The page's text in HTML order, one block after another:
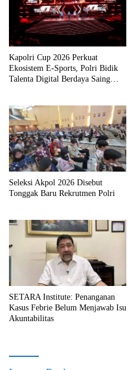
Kapolri Cup 2026 Perkuat
Ekosistem E-Sports, Polri Bidik
Talenta Digital Berdaya Saing
Seleksi Akpol 2026 Disebut
Tonggak Baru Rekrutmen Polri
SETARA Institute: Penanganan
Kasus Febrie Belum Menjawab Isu
Akuntabilitas